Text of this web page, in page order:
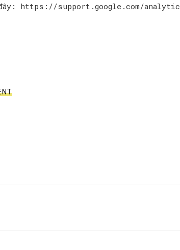
https://support.google.com/